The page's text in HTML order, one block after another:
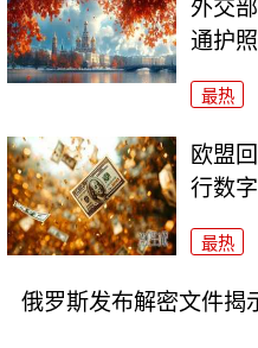
外交
通护
最热
欧盟
行数
最热
俄罗斯发布解密文件揭